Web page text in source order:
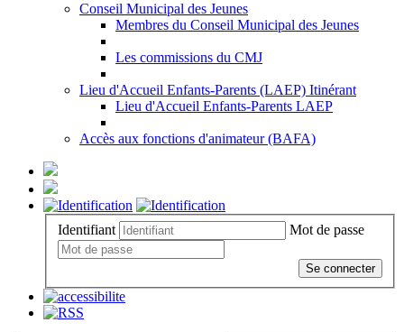
Conseil Municipal des Jeunes
Membres du Conseil Municipal des Jeunes
Les commissions du CMJ
Lieu d'Accueil Enfants-Parents (LAEP) Itinérant
Lieu d'Accueil Enfants-Parents LAEP
Accès aux fonctions d'animateur (BAFA)
Identifiant Mot de passe
Se connecter